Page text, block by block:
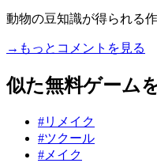
動物の豆知識が得られる作
→もっとコメントを見る
似た無料ゲーム
#リメイク
#ツクール
#メイク